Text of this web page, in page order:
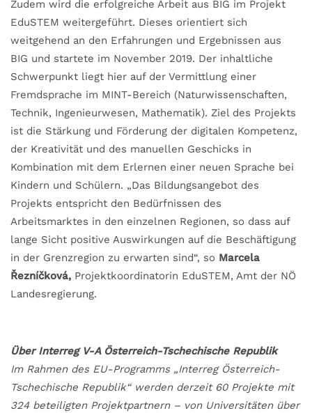
Zudem wird die erfolgreiche Arbeit aus BIG im Projekt
EduSTEM weitergeführt. Dieses orientiert sich
weitgehend an den Erfahrungen und Ergebnissen aus
BIG und startete im November 2019. Der inhaltliche
Schwerpunkt liegt hier auf der Vermittlung einer
Fremdsprache im MINT-Bereich (Naturwissenschaften,
Technik, Ingenieurwesen, Mathematik). Ziel des Projekts
ist die Stärkung und Förderung der digitalen Kompetenz,
der Kreativität und des manuellen Geschicks in
Kombination mit dem Erlernen einer neuen Sprache bei
Kindern und Schülern. „Das Bildungsangebot des
Projekts entspricht den Bedürfnissen des
Arbeitsmarktes in den einzelnen Regionen, so dass auf
lange Sicht positive Auswirkungen auf die Beschäftigung
in der Grenzregion zu erwarten sind“, so Marcela
Řezníčková, Projektkoordinatorin EduSTEM, Amt der NÖ
Landesregierung.
ÜberInterreg V-A Österreich-Tschechische Republik
Im Rahmen des EU-Programms „Interreg Österreich-
Tschechische Republik“ werden derzeit 60 Projekte mit
324 beteiligten Projektpartnern – von Universitäten über